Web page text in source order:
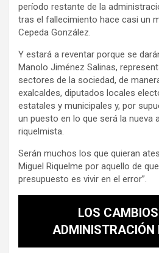
período restante de la
tras el fallecimiento hace casi un
Cepeda González.
Y estará a reventar porque se
Manolo Jiménez Salinas,
sectores de la sociedad, de
exalcaldes, diputados locales
estatales y municipales y, por
un puesto en lo que será la nueva
riquelmista.
Serán muchos los que quieran
Miguel Riquelme por aquello de
presupuesto es vivir en el error”.
LOS
ADMINISTRACIÓN